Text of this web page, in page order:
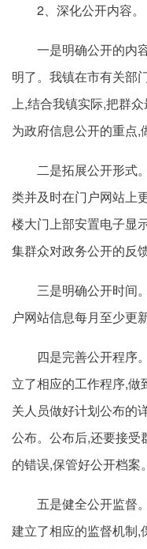
2、深化公开内容。
一是明确公开的内
明了。我镇在市有关部
上,结合我镇实际,把群
为政府信息公开的重点,
二是拓展公开形式
类并及时在门户网站上
楼大门上部安置电子显
集群众对政务公开的反
三是明确公开时间
户网站信息每月至少更
四是完善公开程序
立了相应的工作程序,
关人员做好计划公布的
公布。公布后,还要接受
的错误,保管好公开档案。
五是健全公开监督
建立了相应的监督机制,